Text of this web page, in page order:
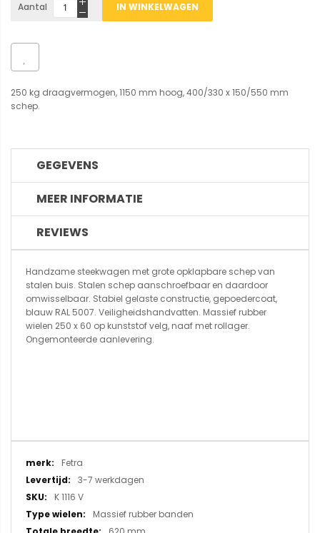
Aantal IN WINKELWAGEN
250 kg draagvermogen, 1150 mm hoog, 400/330 x 150/550 mm
schep.
GEGEVENS
MEER INFORMATIE
REVIEWS
Handzame steekwagen met grote opklapbare schep van
stalen buis. Stalen schep aanschroefbaar en daardoor
omwisselbaar. Stabiel gelaste constructie, gepoedercoat,
blauw RAL 5007. Veiligheidshandvatten. Massief rubber
wielen 250 x 60 op kunststof velg, naaf met rollager.
Ongemonteerde aanlevering.
Meer
informatie
Fetra
3-7 werkdagen
K 1116 V
Massief rubber banden